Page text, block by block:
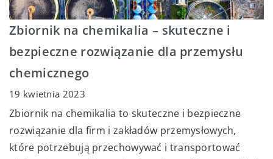
Zbiornik na chemikalia – skuteczne i
bezpieczne rozwiązanie dla przemysłu
chemicznego
19 kwietnia 2023
Zbiornik na chemikalia to skuteczne i bezpieczne
rozwiązanie dla firm i zakładów przemysłowych,
które potrzebują przechowywać i transportować